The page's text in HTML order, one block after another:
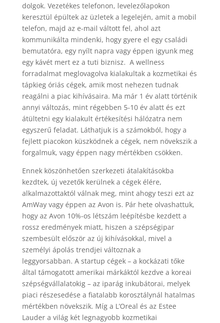
dolgok. Vezetékes telefonon, levelezőlapokon
keresztül épültek az üzletek a legelején, amit a mobil
telefon, majd az e-mail váltott fel, ahol azt
kommunikálta mindenki, hogy gyere el egy családi
bemutatóra, egy nyílt napra vagy éppen igyunk meg
egy kávét mert ez a tuti biznisz. A wellness
forradalmat meglovagolva kialakultak a kozmetikai és
tápkieg óriás cégek, amik most nehezen tudnak
reagálni a piac kihívásaira. Ma már 1 év alatt történik
annyi változás, mint régebben 5-10 év alatt és ezt
átültetni egy kialakult értékesítési hálózatra nem
egyszerű feladat. Láthatjuk is a számokból, hogy a
fejlett piacokon küszködnek a cégek, nem növekszik a
forgalmuk, vagy éppen nagy mértékben csökken.
Ennek köszönhetően szerkezeti átalakításokba
kezdtek, új vezetők kerülnek a cégek élére,
alkalmazottaktól válnak meg, mint ahogy teszi ezt az
AmWay vagy éppen az Avon is. Pár hete olvashattuk,
hogy az Avon 10%-os létszám leépítésbe kezdett a
rossz eredmények miatt, hiszen a szépségipar
szembesült először az új kihívásokkal, mivel a
személyi ápolás trendjei változnak a
leggyorsabban. A startup cégek – a kockázati tőke
által támogatott amerikai márkáktól kezdve a koreai
szépségvállalatokig – az iparág inkubátorai, melyek
piaci részesedése a fiatalabb korosztálynál hatalmas
mértékben növekszik. Míg a L’Oreal és az Estee
Lauder a világ két legnagyobb kozmetikai